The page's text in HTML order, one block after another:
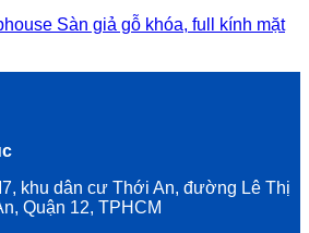
Sàn giả gỗ khóa, full kính mặt
khu dân cư Thới An, đường Lê Thị
Quận 12, TPHCM